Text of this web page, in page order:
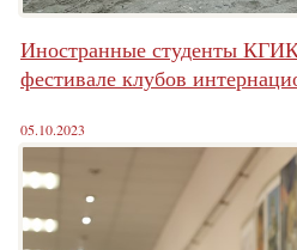
Иностранные студенты
фестивале клубов
05.10.2023